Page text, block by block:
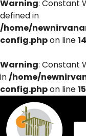
Warning: Constant
defined in
/home/
config.phpon line
Warning: Constant
in/home/
config.phpon line